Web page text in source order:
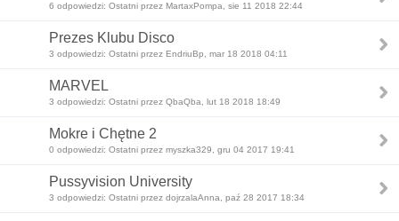
6 odpowiedzi: Ostatni przez MartaxPompa, sie 11 2018 22:44
Prezes Klubu Disco
3 odpowiedzi: Ostatni przez EndriuBp, mar 18 2018 04:11
MARVEL
3 odpowiedzi: Ostatni przez QbaQba, lut 18 2018 18:49
Mokre i Chętne 2
0 odpowiedzi: Ostatni przez myszka329, gru 04 2017 19:41
Pussyvision University
3 odpowiedzi: Ostatni przez dojrzalaAnna, paź 28 2017 18:34